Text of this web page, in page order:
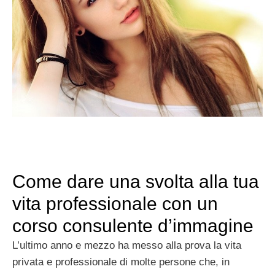
Come dare una svolta alla tua
vita professionale con un
corso consulente d’immagine
L’ultimo anno e mezzo ha messo alla prova la vita
privata e professionale di molte persone che, in